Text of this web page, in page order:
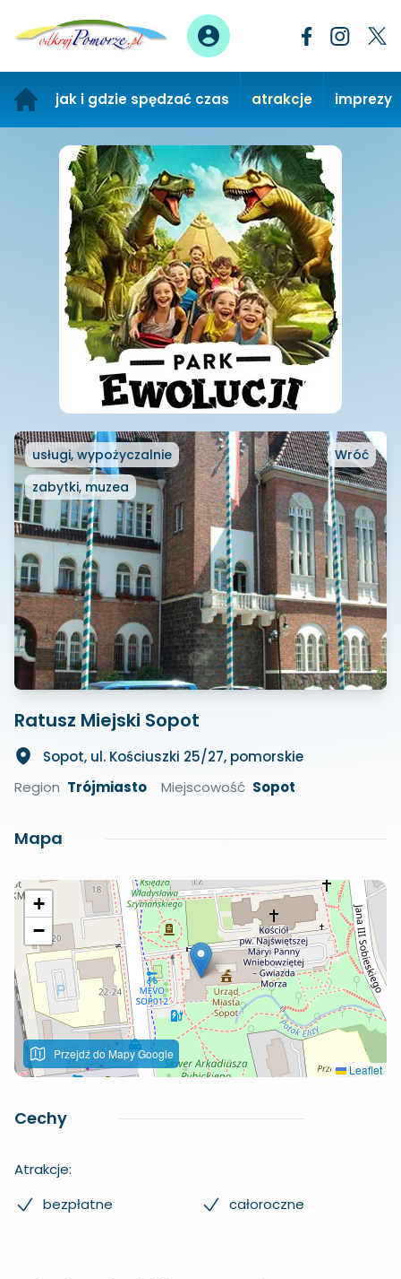
jak i gdzie spędzać czas atrakcje imprezy
usługi, wypożyczalnie
zabytki, muzea
Wróć
Ratusz Miejski Sopot
Sopot, ul. Kościuszki 25/27, pomorskie
Region Trójmiasto Miejscowość Sopot
Mapa
+
−
Przejdź do Mapy Google
Leaflet
Cechy
Atrakcje:
bezpłatne
całoroczne